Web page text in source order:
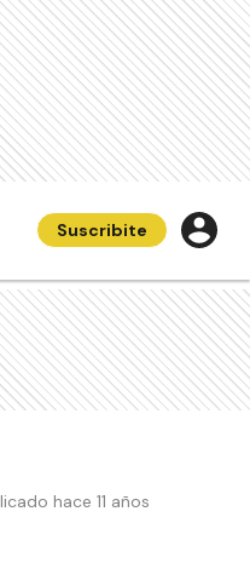
Suscribite
hace 11 años